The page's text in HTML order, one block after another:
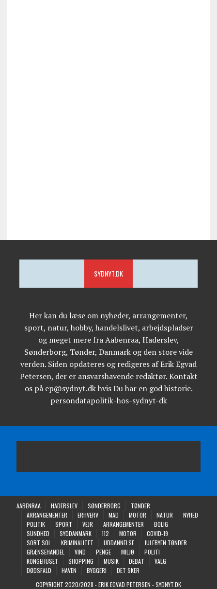
SYDNYT.DK
Her kan du læse om nyheder, arrangementer,
sport, natur, hobby, handelslivet, arbejdspladser
og meget mere fra Aabenraa, Haderslev,
Sønderborg, Tønder, Danmark og den store vide
verden. Siden opdateres og redigeres af Erik Egvad
Petersen, der er ansvarshavende redaktør. Kontakt
os på ep@sydnyt.dk hvis Du har en god historie.
persondatapolitik-hos-sydnyt-dk
AABENRAA HADERSLEV SØNDERBORG
TØNDER
ARRANGEMENTER
ERHVERV MAD MOTOR NATUR
NYHED
POLITIK
SPORT VEJR ARRANGEMENTER
BOLIG
SUNDHED
SYDDANMARK 112 MOTOR
COVID-19
SORT SOL
KRIMINALITET UDDANNELSE
JULEBYEN TØNDER
GRÆNSEHANDEL
VIND PENGE MILJØ
POLITI
KONGEHUSET
SHOPPING MUSIK DEBAT
VALG
DØDSFALD
HAVEN BYGGERI
DET SKER
COPYRIGHT 2020/2028 - ERIK EGVAD PETERSEN - SYDNYT.DK